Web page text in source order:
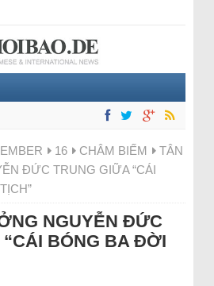
16 CHÂM BIẾM
TÂN
ĐỨC TRUNG GIỮA “CÁI
NGUYỄN ĐỨC
BÓNG BA ĐỜI